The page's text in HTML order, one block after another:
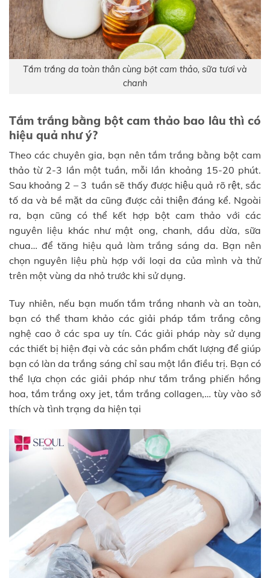
Tắm trắng da toàn thân cùng bột cam thảo, sữa tươi và
chanh
Tắm trắng bằng bột cam thảo bao lâu thì có
hiệu quả như ý?
Theo các chuyên gia, bạn nên tắm trắng bằng bột cam
thảo từ 2-3 lần một tuần, mỗi lần khoảng 15-20 phút.
Sau khoảng 2 – 3 tuần sẽ thấy được hiệu quả rõ rệt, sắc
tố da và bề mặt da cũng được cải thiện đáng kể. Ngoài
ra, bạn cũng có thể kết hợp bột cam thảo với các
nguyên liệu khác như mật ong, chanh, dầu dừa, sữa
chua… để tăng hiệu quả làm trắng sáng da. Bạn nên
chọn nguyên liệu phù hợp với loại da của mình và thử
trên một vùng da nhỏ trước khi sử dụng.
Tuy nhiên, nếu bạn muốn tắm trắng nhanh và an toàn,
bạn có thể tham khảo các giải pháp tắm trắng công
nghệ cao ở các spa uy tín. Các giải pháp này sử dụng
các thiết bị hiện đại và các sản phẩm chất lượng để giúp
bạn có làn da trắng sáng chỉ sau một lần điều trị. Bạn có
thể lựa chọn các giải pháp như tắm trắng phiến hồng
hoa, tắm trắng oxy jet, tắm trắng collagen,… tùy vào sở
thích và tình trạng da hiện tại